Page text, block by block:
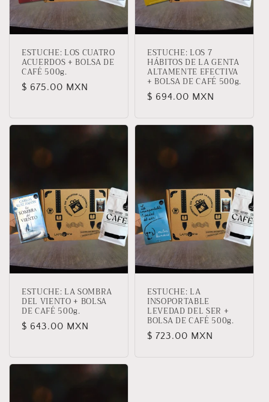
ESTUCHE: LOS CUATRO
ACUERDOS + BOLSA DE
CAFÉ 500g.
Precio
$ 675.00 MXN
ESTUCHE: LOS 7
HÁBITOS DE LA GENTA
ALTAMENTE EFECTIVA
+ BOLSA DE CAFÉ 500g.
Precio
$ 694.00 MXN
ESTUCHE: LA SOMBRA
DEL VIENTO + BOLSA
DE CAFÉ 500g.
Precio
$ 643.00 MXN
ESTUCHE: LA
INSOPORTABLE
LEVEDAD DEL SER +
BOLSA DE CAFÉ 500g.
Precio
$ 723.00 MXN